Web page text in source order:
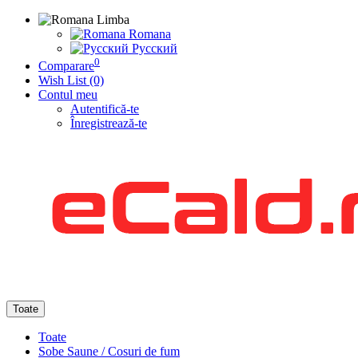
Limba
Romana
Русский
Comparare0
Wish List (0)
Contul meu
Autentifică-te
Înregistrează-te
Toate
Toate
Sobe Saune / Cosuri de fum